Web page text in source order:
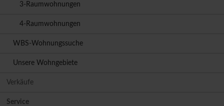
3-Raumwohnungen
4-Raumwohnungen
WBS-Wohnungssuche
Unsere Wohngebiete
Verkäufe
Service